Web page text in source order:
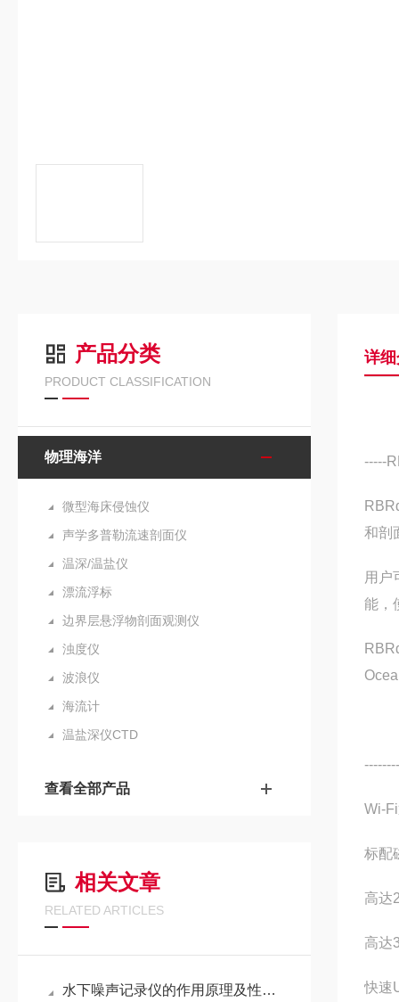
产品分类
PRODUCT CLASSIFICATION
物理海洋
微型海床侵蚀仪
声学多普勒流速剖面仪
温深/温盐仪
漂流浮标
边界层悬浮物剖面观测仪
浊度仪
波浪仪
海流计
温盐深仪CTD
查看全部产品
相关文章
RELATED ARTICLES
水下噪声记录仪的作用原理及性能结构特点
详
和剖
用户
能，
Wi-
标配
高达
高达
快速